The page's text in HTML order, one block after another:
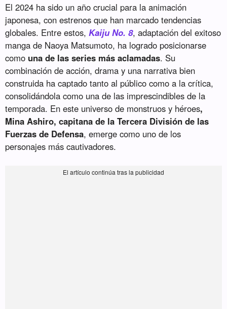
El 2024 ha sido un año crucial para la animación
japonesa, con estrenos que han marcado tendencias
globales. Entre estos,Kaiju No. 8, adaptación del exitoso
manga de Naoya Matsumoto, ha logrado posicionarse
como una de las series más aclamadas. Su
combinación de acción, drama y una narrativa bien
construida ha captado tanto al público como a la crítica,
consolidándola como una de las imprescindibles de la
temporada. En este universo de monstruos y héroes,
Mina Ashiro, capitana de la Tercera División de las
Fuerzas de Defensa, emerge como uno de los
personajes más cautivadores.